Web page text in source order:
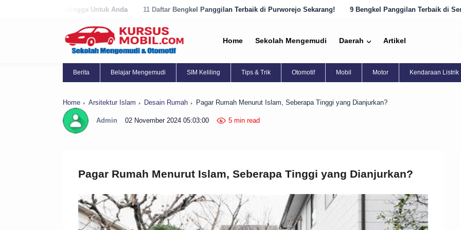
11 Daftar Bengkel Panggilan Terbaik di Purworejo Sekarang! 9 Bengkel Panggilan Terbaik di Semarang yang Harus
Home Sekolah Mengemudi Daerah Artikel
Berita Belajar Mengemudi SIM Keliling Tips & Trik Otomotif Mobil Motor Kendaraan Listrik
Home Arsitektur Islam Desain Rumah Pagar Rumah Menurut Islam, Seberapa Tinggi yang Dianjurkan?
Admin 02 November 2024 05:03:00 5 min read
Pagar Rumah Menurut Islam, Seberapa Tinggi yang Dianjurkan?